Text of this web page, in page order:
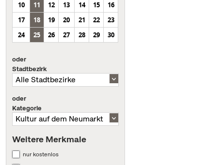
10
11 12 13 14 15
16
17
18 19 20 21 22
23
24
25 26 27 28 29 30
oder
Stadtbezirk
oder
Kategorie
Weitere Merkmale
nur kostenlos